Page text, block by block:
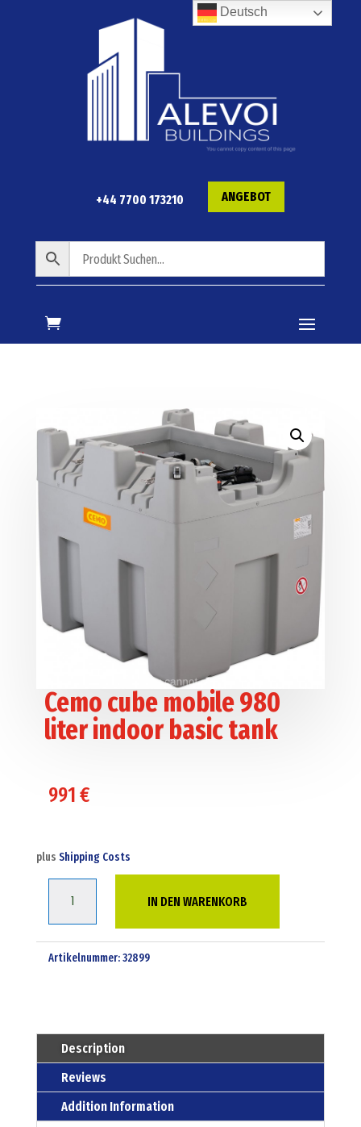
+44 7700 173210 ANGEBOT
Cemo cube mobile 980
liter indoor basic tank
991€
plus Shipping Costs
980
tank
Menge
IN DEN WARENKORB
Artikelnummer:32899
Description
Reviews
Addition Information
Deutsch